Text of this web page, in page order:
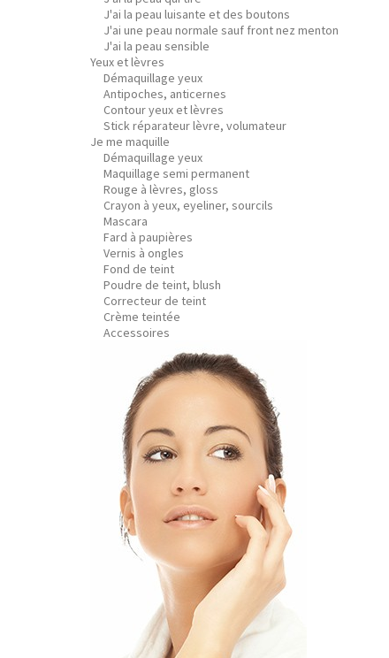
J'ai la peau luisante et des boutons
J'ai une peau normale sauf front nez menton
J'ai la peau sensible
Yeux et lèvres
Démaquillage yeux
Antipoches, anticernes
Contour yeux et lèvres
Stick réparateur lèvre, volumateur
Je me maquille
Démaquillage yeux
Maquillage semi permanent
Rouge à lèvres, gloss
Crayon à yeux, eyeliner, sourcils
Mascara
Fard à paupières
Vernis à ongles
Fond de teint
Poudre de teint, blush
Correcteur de teint
Crème teintée
Accessoires